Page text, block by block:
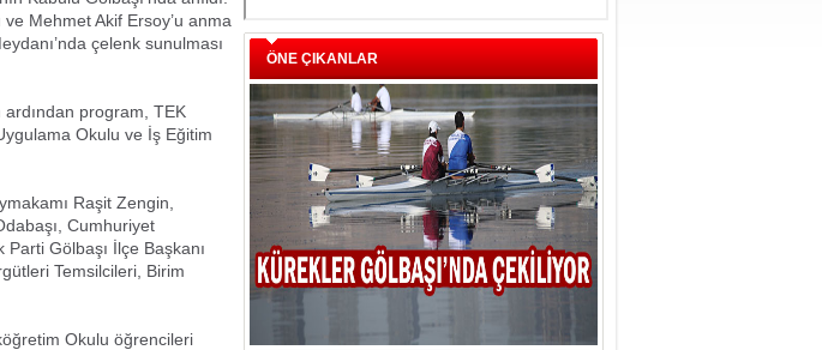
ve Mehmet Akif Ersoy’u anma
çelenk sunulması
program, TEK
Okulu ve İş Eğitim
Raşit Zengin,
Cumhuriyet
Gölbaşı İlçe Başkanı
Temsilcileri, Birim
Okulu öğrencileri
ÖNE ÇIKANLAR